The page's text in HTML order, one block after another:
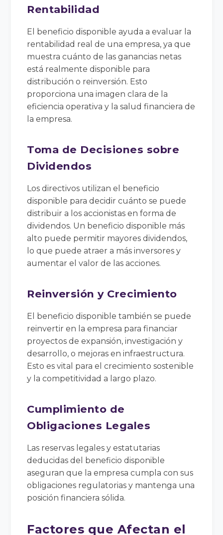
Rentabilidad
El beneficio disponible ayuda a evaluar la
rentabilidad real de una empresa, ya que
muestra cuánto de las ganancias netas
está realmente disponible para
distribución o reinversión. Esto
proporciona una imagen clara de la
eficiencia operativa y la salud financiera de
la empresa.
Toma de Decisiones sobre
Dividendos
Los directivos utilizan el beneficio
disponible para decidir cuánto se puede
distribuir a los accionistas en forma de
dividendos. Un beneficio disponible más
alto puede permitir mayores dividendos,
lo que puede atraer a más inversores y
aumentar el valor de las acciones.
Reinversión y Crecimiento
El beneficio disponible también se puede
reinvertir en la empresa para financiar
proyectos de expansión, investigación y
desarrollo, o mejoras en infraestructura.
Esto es vital para el crecimiento sostenible
y la competitividad a largo plazo.
Cumplimiento de
Obligaciones Legales
Las reservas legales y estatutarias
deducidas del beneficio disponible
aseguran que la empresa cumpla con sus
obligaciones regulatorias y mantenga una
posición financiera sólida.
Factores que Afectan el